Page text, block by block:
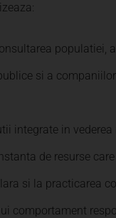
si a
integrate in
de resurse
si la practicarea
comportament